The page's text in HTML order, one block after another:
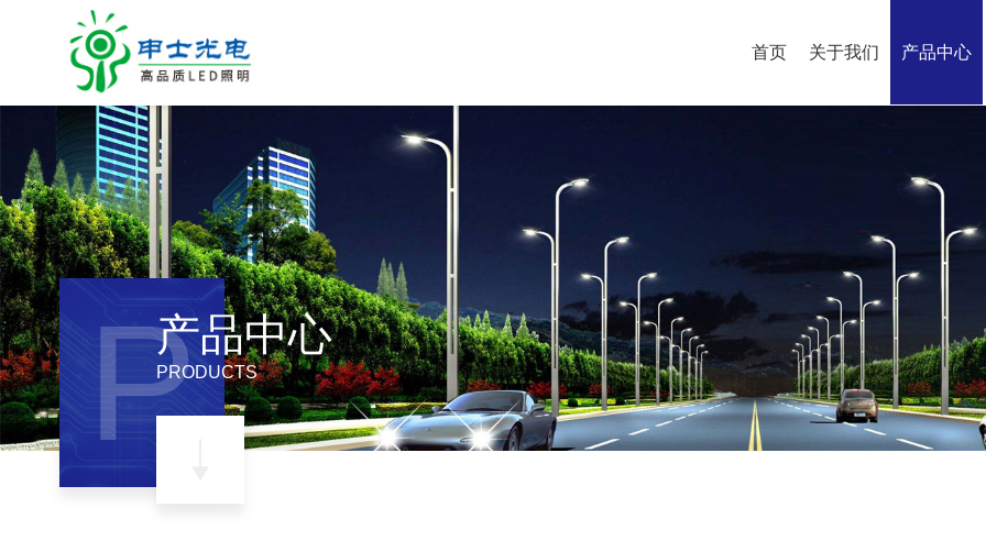
首页 关于我们 产品中心
P产品中心
PRODUCTS